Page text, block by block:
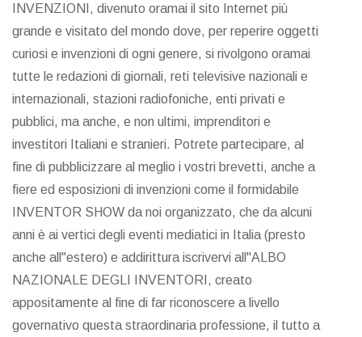
INVENZIONI, divenuto oramai il sito Internet più
grande e visitato del mondo dove, per reperire oggetti
curiosi e invenzioni di ogni genere, si rivolgono oramai
tutte le redazioni di giornali, reti televisive nazionali e
internazionali, stazioni radiofoniche, enti privati e
pubblici, ma anche, e non ultimi, imprenditori e
investitori Italiani e stranieri. Potrete partecipare, al
fine di pubblicizzare al meglio i vostri brevetti, anche a
fiere ed esposizioni di invenzioni come il formidabile
INVENTOR SHOW da noi organizzato, che da alcuni
anni è ai vertici degli eventi mediatici in Italia (presto
anche all"estero) e addirittura iscrivervi all"ALBO
NAZIONALE DEGLI INVENTORI, creato
appositamente al fine di far riconoscere a livello
governativo questa straordinaria professione, il tutto a